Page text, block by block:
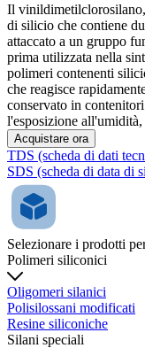
Il
di silicio che contiene
attaccato a un gruppo
prima utilizzata nella
polimeri contenenti
che reagisce
conservato in
l'esposizione
Acquistare ora
TDS (scheda di dati
SDS (scheda di data di
Selezionare i prodotti
Polimeri siliconici
Oligomeri silanici
Polisilossani modificati
Resine siliconiche
Silani speciali